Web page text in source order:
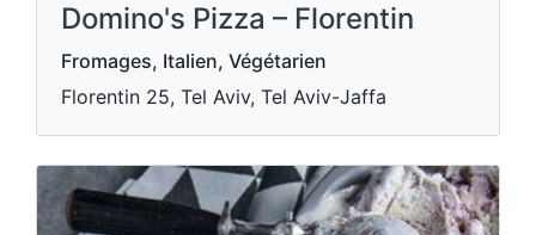
Domino's Pizza – Florentin
Fromages, Italien, Végétarien
Florentin 25, Tel Aviv, Tel Aviv-Jaffa